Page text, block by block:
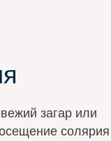
загар или
солярия